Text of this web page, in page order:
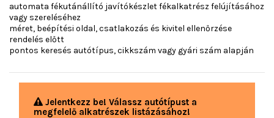
automata fékutánállító javítókészlet fékalkatrész felújításához
vagy szereléséhez
méret, beépítési oldal, csatlakozás és kivitel ellenőrzése
rendelés előtt
pontos keresés autótípus, cikkszám vagy gyári szám alapján
Jelentkezz be! Válassz autótípust a
megfelelő alkatrészek listázásához!